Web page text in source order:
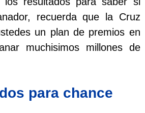
recuerda que la Cruz
un plan de premios en
muchisimos millones de
para chance